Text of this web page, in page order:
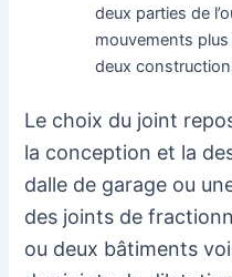
deux parties de
mouvements
deux
Le choix du joint
la conception et la
dalle de garage ou
des joints de
ou deux bâtiments